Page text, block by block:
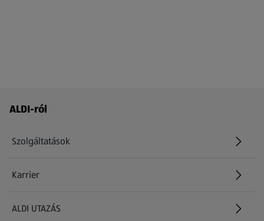
Láblécmenü - további linkek
ALDI-ról
Szolgáltatások
Karrier
(új oldalon nyílik meg)
ALDI UTAZÁS
(új oldalon nyílik meg)